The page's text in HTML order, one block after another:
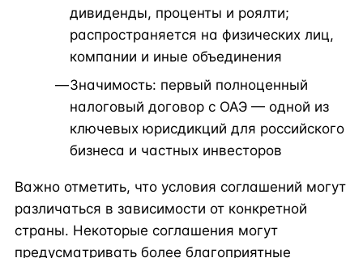
дивиденды, проценты и роялти;
распространяется на физических лиц,
компании и иные объединения
Значимость: первый полноценный
налоговый договор с ОАЭ — одной из
ключевых юрисдикций для российского
бизнеса и частных инвесторов
Важно отметить, что условия соглашений могут
различаться в зависимости от конкретной
страны. Некоторые соглашения могут
предусматривать более благоприятные